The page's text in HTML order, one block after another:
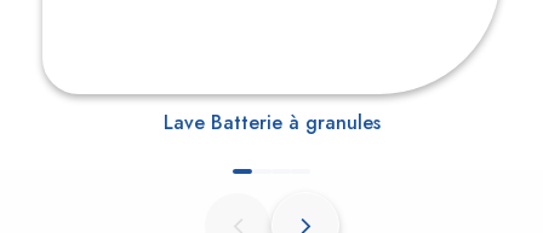
Lave Batterie à granules